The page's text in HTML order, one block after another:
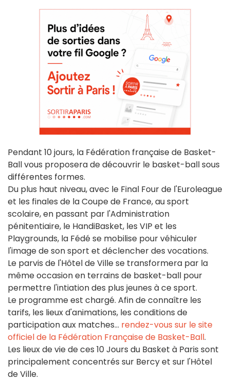
Pendant 10 jours, la Fédération française de Basket-
Ball vous proposera de découvrir le basket-ball sous
différentes formes.
Du plus haut niveau, avec le Final Four de l'Euroleague
et les finales de la Coupe de France, au sport
scolaire, en passant par l'Administration
pénitentiaire, le HandiBasket, les VIP et les
Playgrounds, la Fédé se mobilise pour véhiculer
l'image de son sport et déclencher des vocations.
Le parvis de l'Hôtel de Ville se transformera par la
même occasion en terrains de basket-ball pour
permettre l'intiation des plus jeunes à ce sport.
Le programme est chargé. Afin de connaître les
tarifs, les lieux d'animations, les conditions de
participation aux matches... rendez-vous sur le site
officiel de la Fédération Française de Basket-Ball.
Les lieux de vie de ces 10 Jours du Basket à Paris sont
principalement concentrés sur Bercy et sur l'Hôtel
de Ville.